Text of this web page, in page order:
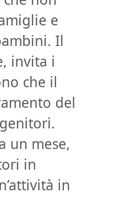
e
Il
invita i
che il
del
un mese,
in
in